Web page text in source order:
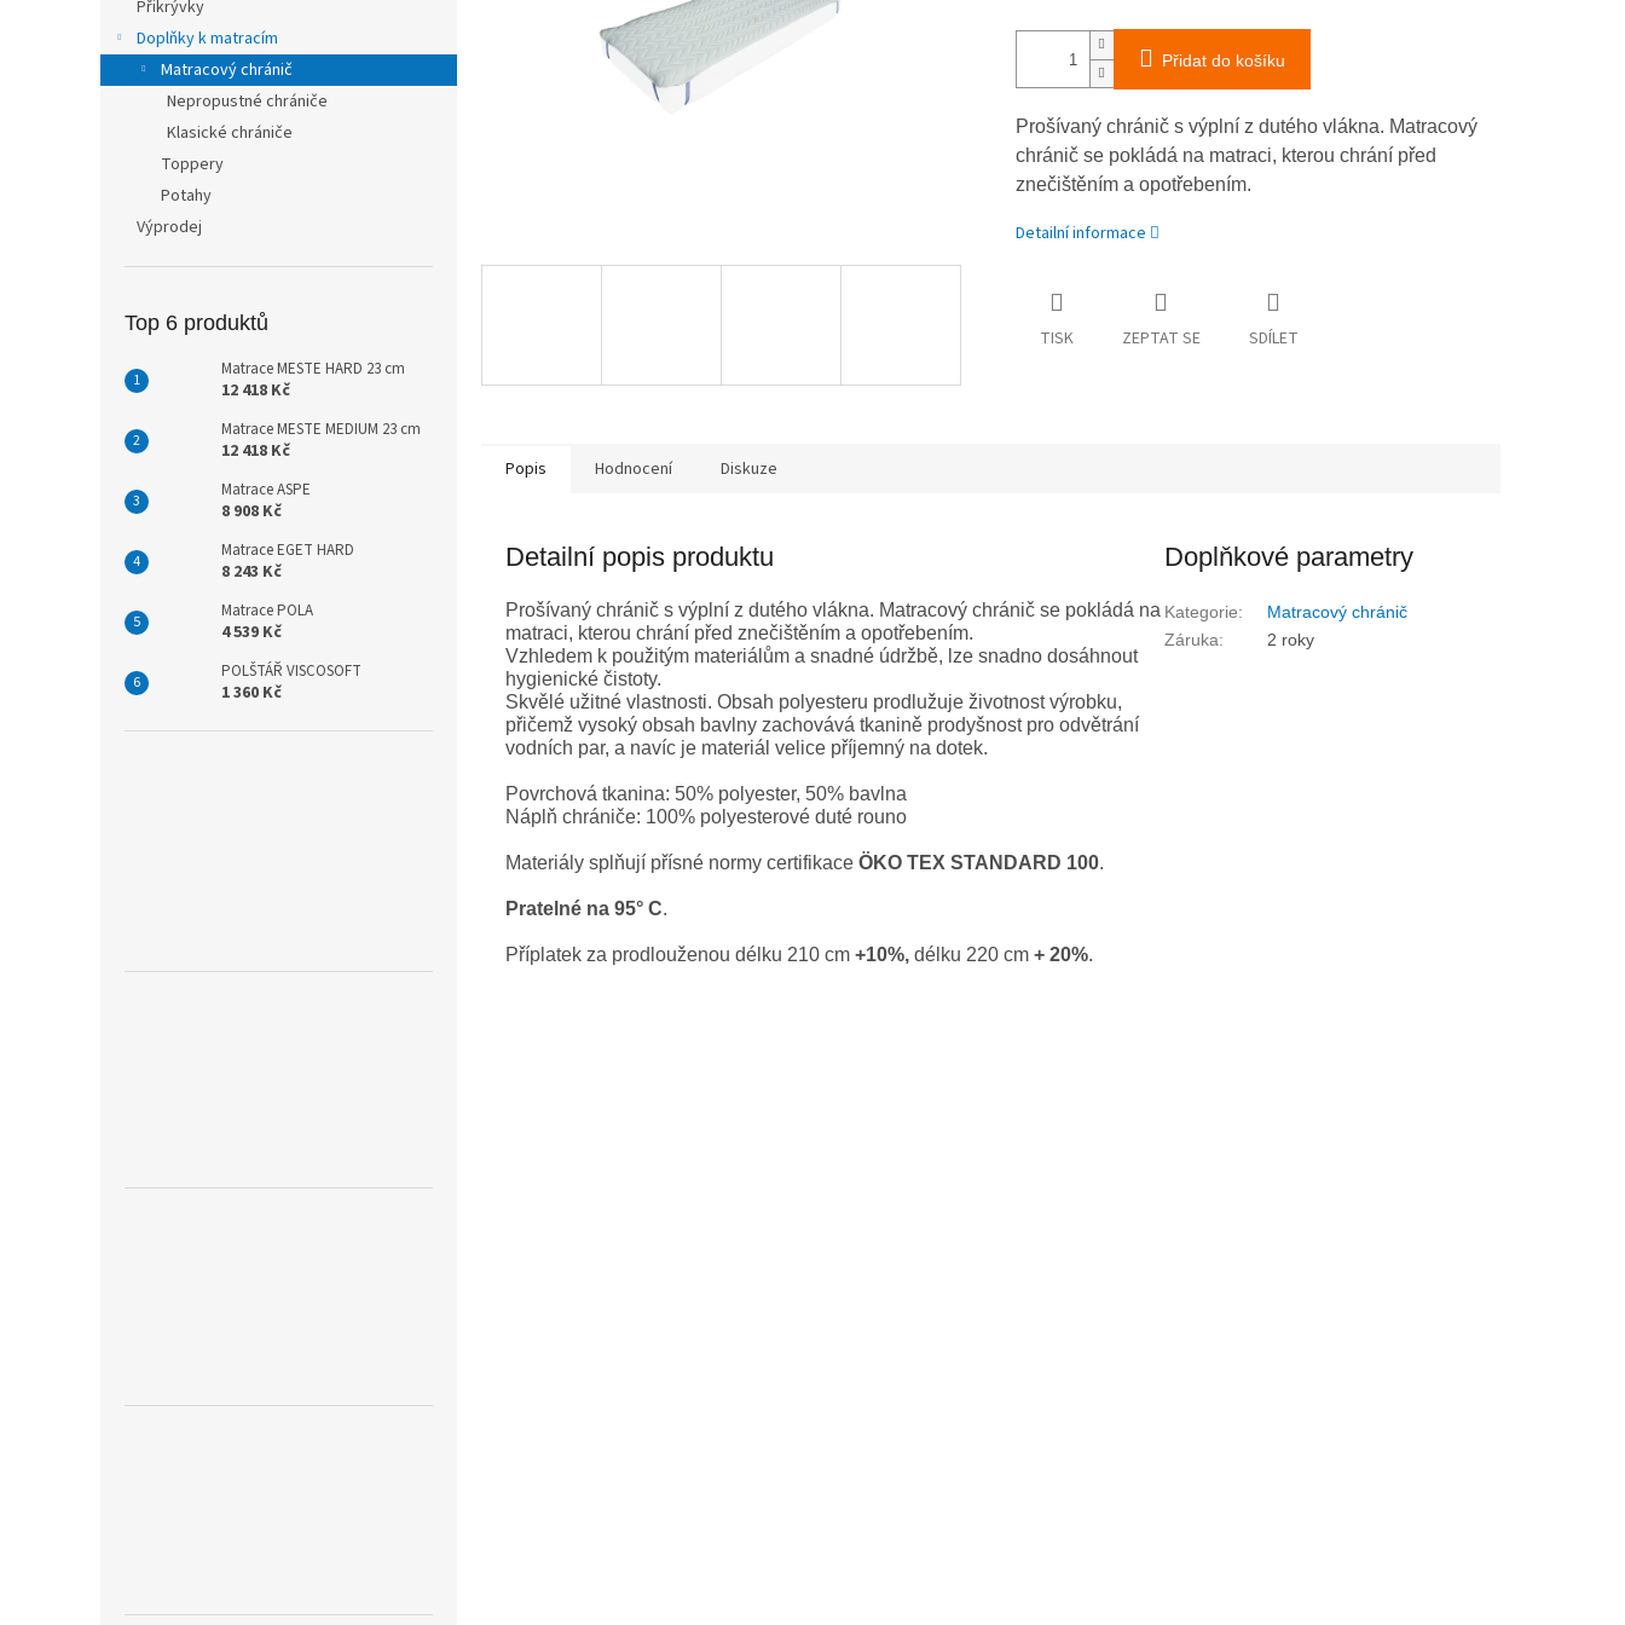
e
Přikrývky
Doplňky k matracím
Matracový chránič
Nepropustné chrániče
Klasické chrániče
Toppery
Potahy
Výprodej
Top 6 produktů
Matrace MESTE HARD 23 cm
12 418 Kč
Matrace MESTE MEDIUM 23 cm
12 418 Kč
Matrace ASPE
8 908 Kč
Matrace EGET HARD
8 243 Kč
Matrace POLA
4 539 Kč
POLŠTÁŘ VISCOSOFT
1 360 Kč
Přidat do košíku
Prošívaný chránič s výplní z dutého vlákna. Matracový
chránič se pokládá na matraci, kterou chrání před
znečištěním a opotřebením.
Detailní informace
TISK ZEPTAT SE SDÍLET
Popis Hodnocení Diskuze
Detailní popis produktu
Prošívaný chránič s výplní z dutého vlákna. Matracový chránič se pokládá na
matraci, kterou chrání před znečištěním a opotřebením.
Vzhledem k použitým materiálům a snadné údržbě, lze snadno dosáhnout
hygienické čistoty.
Skvělé užitné vlastnosti. Obsah polyesteru prodlužuje životnost výrobku,
přičemž vysoký obsah bavlny zachovává tkanině prodyšnost pro odvětrání
vodních par, a navíc je materiál velice příjemný na dotek.
Povrchová tkanina: 50% polyester, 50% bavlna
Náplň chrániče: 100% polyesterové duté rouno
Materiály splňují přísné normy certifikace ÖKO TEX STANDARD 100.
Pratelné na 95° C.
Příplatek za prodlouženou délku 210 cm +10%, délku 220 cm + 20%.
Doplňkové parametry
Kategorie:
Matracový chránič
Záruka: 2 roky